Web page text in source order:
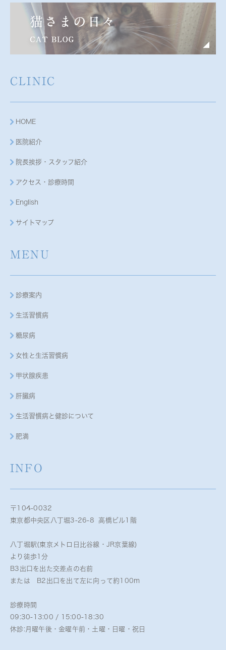
CLINIC
HOME
医院紹介
院長挨拶・スタッフ紹介
アクセス・診療時間
English
サイトマップ
MENU
診療案内
生活習慣病
糖尿病
女性と生活習慣病
甲状腺疾患
肝臓病
生活習慣病と健診について
肥満
INFO
〒104-0032
東京都中央区八丁堀3-26-8 高橋ビル1階
八丁堀駅(東京メトロ日比谷線・JR京葉線)
より徒歩1分
B3出口を出た交差点の右前
または B2出口を出て左に向って約100m
診療時間
09:30-13:00 / 15:00-18:30
休診:月曜午後・金曜午前・土曜・日曜・祝日